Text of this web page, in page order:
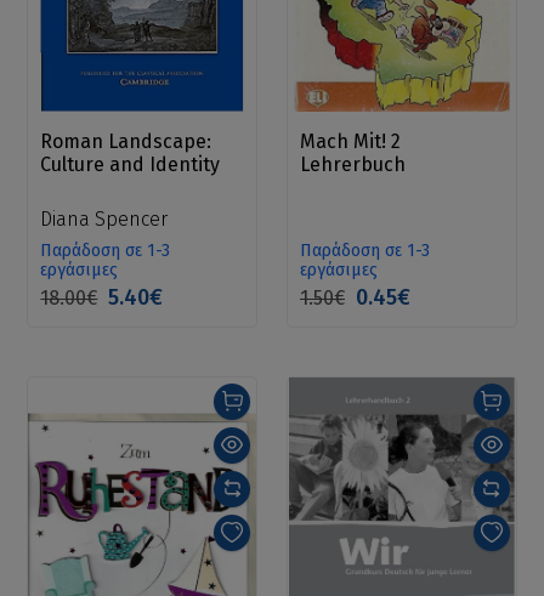
Roman Landscape:
Culture and Identity
Diana Spencer
Παράδοση σε 1-3
εργάσιμες
18.00€ 5.40€
Mach Mit! 2
Lehrerbuch
Παράδοση σε 1-3
εργάσιμες
1.50€ 0.45€